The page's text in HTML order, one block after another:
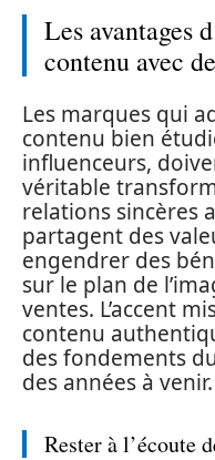
Les avantages
contenu avec
Les marques qui
contenu bien
influenceurs,
véritable
relations sincères
partagent des
engendrer des
sur le plan de
ventes. L’accent
contenu
des fondements
des années à venir.
Rester à l’écoute